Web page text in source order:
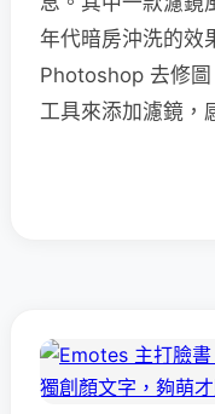
年代暗房沖洗的效
Photoshop 去修
工具來添加濾鏡，